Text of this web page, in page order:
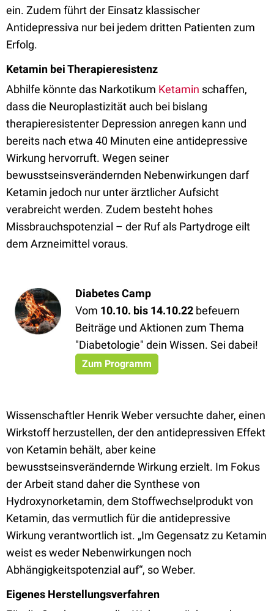
ein. Zudem führt der Einsatz klassischer
Antidepressiva nur bei jedem dritten Patienten zum
Erfolg.
Ketamin bei Therapieresistenz
Abhilfe könnte das Narkotikum Ketamin schaffen,
dass die Neuroplastizität auch bei bislang
therapieresistenter Depression anregen kann und
bereits nach etwa 40 Minuten eine antidepressive
Wirkung hervorruft. Wegen seiner
bewusstseinsverändernden Nebenwirkungen darf
Ketamin jedoch nur unter ärztlicher Aufsicht
verabreicht werden. Zudem besteht hohes
Missbrauchspotenzial – der Ruf als Partydroge eilt
dem Arzneimittel voraus.
Diabetes Camp
Vom 10.10. bis 14.10.22 befeuern
Beiträge und Aktionen zum Thema
"Diabetologie" dein Wissen. Sei dabei!
Zum Programm
Wissenschaftler Henrik Weber versuchte daher, einen
Wirkstoff herzustellen, der den antidepressiven Effekt
von Ketamin behält, aber keine
bewusstseinsverändernde Wirkung erzielt. Im Fokus
der Arbeit stand daher die Synthese von
Hydroxynorketamin, dem Stoffwechselprodukt von
Ketamin, das vermutlich für die antidepressive
Wirkung verantwortlich ist. „Im Gegensatz zu Ketamin
weist es weder Nebenwirkungen noch
Abhängigkeitspotenzial auf“, so Weber.
Eigenes Herstellungsverfahren